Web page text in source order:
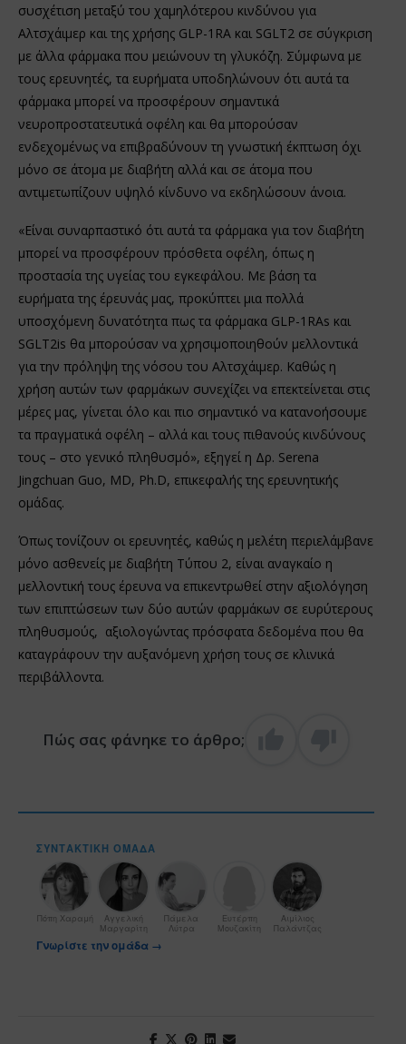
συσχέτιση μεταξύ του χαμηλότερου κινδύνου για
Αλτσχάιμερ και της χρήσης GLP-1RA και SGLT2 σε σύγκριση
με άλλα φάρμακα που μειώνουν τη γλυκόζη. Σύμφωνα με
τους ερευνητές, τα ευρήματα υποδηλώνουν ότι αυτά τα
φάρμακα μπορεί να προσφέρουν σημαντικά
νευροπροστατευτικά οφέλη και θα μπορούσαν
ενδεχομένως να επιβραδύνουν τη γνωστική έκπτωση όχι
μόνο σε άτομα με διαβήτη αλλά και σε άτομα που
αντιμετωπίζουν υψηλό κίνδυνο να εκδηλώσουν άνοια.
«Είναι συναρπαστικό ότι αυτά τα φάρμακα για τον διαβήτη
μπορεί να προσφέρουν πρόσθετα οφέλη, όπως η
προστασία της υγείας του εγκεφάλου. Με βάση τα
ευρήματα της έρευνάς μας, προκύπτει μια πολλά
υποσχόμενη δυνατότητα πως τα φάρμακα GLP-1RAs και
SGLT2is θα μπορούσαν να χρησιμοποιηθούν μελλοντικά
για την πρόληψη της νόσου του Αλτσχάιμερ. Καθώς η
χρήση αυτών των φαρμάκων συνεχίζει να επεκτείνεται στις
μέρες μας, γίνεται όλο και πιο σημαντικό να κατανοήσουμε
τα πραγματικά οφέλη – αλλά και τους πιθανούς κινδύνους
τους – στο γενικό πληθυσμό», εξηγεί η Δρ. Serena
Jingchuan Guo, MD, Ph.D, επικεφαλής της ερευνητικής
ομάδας.
Όπως τονίζουν οι ερευνητές, καθώς η μελέτη περιελάμβανε
μόνο ασθενείς με διαβήτη Τύπου 2, είναι αναγκαίο η
μελλοντική τους έρευνα να επικεντρωθεί στην αξιολόγηση
των επιπτώσεων των δύο αυτών φαρμάκων σε ευρύτερους
πληθυσμούς, αξιολογώντας πρόσφατα δεδομένα που θα
καταγράφουν την αυξανόμενη χρήση τους σε κλινικά
περιβάλλοντα.
Πώς σας φάνηκε το άρθρο;
ΣΥΝΤΑΚΤΙΚΉ ΟΜΆΔΑ
Πόπη Χαραμή
Αγγελική
Μαργαρίτη
Πάμελα
Λύτρα
Ευτέρπη
Μουζακίτη
Αιμίλιος
Παλάντζας
Γνωρίστε την ομάδα →